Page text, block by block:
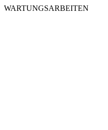
WARTUNGSARBEITEN